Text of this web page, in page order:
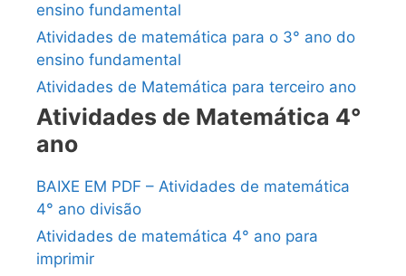
ensino fundamental
Atividades de matemática para o 3° ano do
ensino fundamental
Atividades de Matemática para terceiro ano
Atividades de Matemática 4°
ano
BAIXE EM PDF – Atividades de matemática
4° ano divisão
Atividades de matemática 4° ano para
imprimir